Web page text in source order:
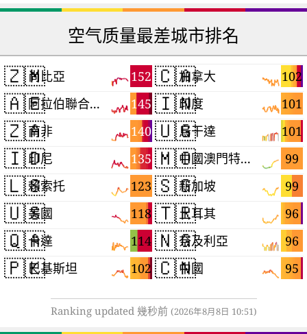
空气质量最差城市排名
🇿🇲 152
尚比亞
🇦🇪 145
阿拉伯聯合大公國
🇿🇦 140
南非
🇮🇩 135
印尼
🇱🇸 123
賴索托
🇺🇸 118
美國
🇶🇦 114
卡達
🇵🇰 102
巴基斯坦
🇨🇦 102
加拿大
🇮🇳 101
印度
🇺🇬 101
烏干達
🇲🇴 99
中國澳門特別行政區
🇸🇬 99
新加坡
🇹🇷 96
土耳其
🇳🇬 96
奈及利亞
🇨🇳 95
中國
Ranking updated 幾秒前 (2026年8月8日 10:51)